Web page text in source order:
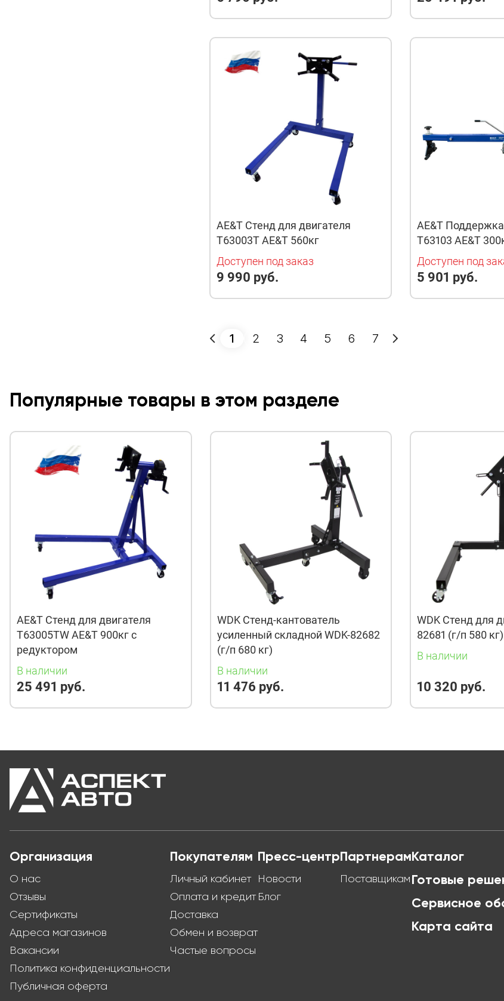
AE&T Стенд для двигателя
T63003T AE&T 560кг
Доступен под заказ
9 990 руб.
AE&T
T63103 AE&T
Доступен под
5 901 руб.
1 2 3 4 5 6 7
Популярные товары в этом разделе
AE&T Стенд для двигателя
T63005TW AE&T 900кг с
редуктором
В наличии
25 491 руб.
WDK Стенд-кантователь
усиленный складной WDK-82682
(г/п 680 кг)
В наличии
11 476 руб.
WDK Стенд для
82681 (г/п 580 кг)
В наличии
10 320 руб.
Организация
О нас
Отзывы
Сертификаты
Адреса магазинов
Вакансии
Политика конфиденциальности
Публичная оферта
Покупателям
Личный кабинет
Оплата и кредит
Доставка
Обмен и возврат
Частые вопросы
Пресс-центр
Новости
Блог
Партнерам
Поставщикам
Каталог
Готовые
Сервисное
Карта сайта